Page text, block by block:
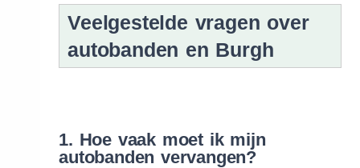
Veelgestelde vragen over
autobanden en Burgh
1. Hoe vaak moet ik mijn
autobanden vervangen?